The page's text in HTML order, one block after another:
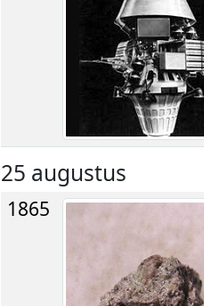
25 augustus
1865